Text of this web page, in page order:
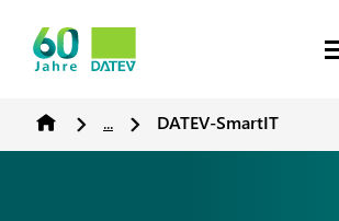
... DATEV-SmartIT